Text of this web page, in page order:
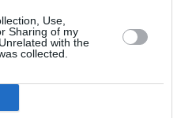
Use,
Sharing of my
with the
collected.
Τα έργα που
της μητέρας του
John Kasmin
και έφτασαν να
του ινδάλματός